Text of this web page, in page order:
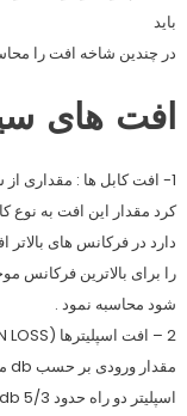
باید
در چندین شاخه افت را
افت های
1- افت کابل ها : مقداری از سیگنال در حین عبور از کابل کواکسیال افت خواهد
کرد مقدار این افت به نوع
دارد در فرکانس های
را برای بالاترین فرکانس
شود محاسبه نمود .
2 – افت اسپلیترها (INSERTION LOSS) : مقدار افت در اسپلیتر عبارت است از
مقدار ورودی بر حسب db منهای مقدار خروجی. به عنوان مثال این مقدار برای
اسپلیتر دو راه حدود 5/3 db و برای اسپلیتر 4 راه حدود 5/6 الی 2/7 دسی بل